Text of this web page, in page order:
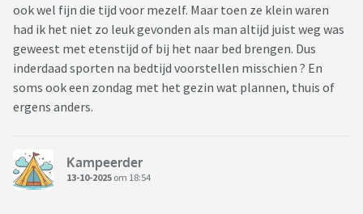
ook wel fijn die tijd voor mezelf. Maar toen ze klein waren
had ik het niet zo leuk gevonden als man altijd juist weg was
geweest met etenstijd of bij het naar bed brengen. Dus
inderdaad sporten na bedtijd voorstellen misschien ? En
soms ook een zondag met het gezin wat plannen, thuis of
ergens anders.
Kampeerder
13-10-2025 om 18:54